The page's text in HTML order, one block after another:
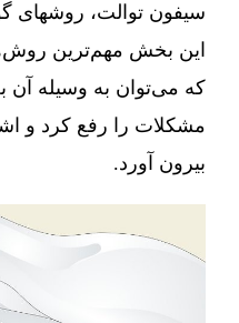
سیفون توالت، روشهای
این بخش مهم‌ترین
که می‌توان به وسیله آن
مشکلات را رفع کرد و
بیرون آورد.